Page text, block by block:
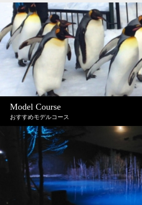
Model Course
おすすめモデルコース